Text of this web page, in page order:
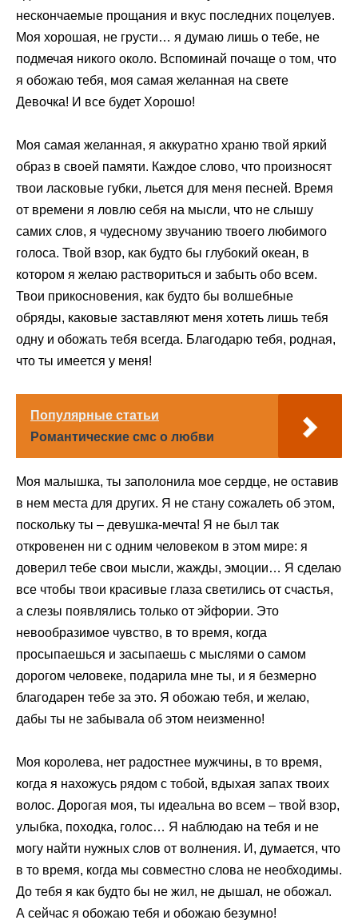
нескончаемые прощания и вкус последних поцелуев.
Моя хорошая, не грусти… я думаю лишь о тебе, не
подмечая никого около. Вспоминай почаще о том, что
я обожаю тебя, моя самая желанная на свете
Девочка! И все будет Хорошо!
Моя самая желанная, я аккуратно храню твой яркий
образ в своей памяти. Каждое слово, что произносят
твои ласковые губки, льется для меня песней. Время
от времени я ловлю себя на мысли, что не слышу
самих слов, я чудесному звучанию твоего любимого
голоса. Твой взор, как будто бы глубокий океан, в
котором я желаю раствориться и забыть обо всем.
Твои прикосновения, как будто бы волшебные
обряды, каковые заставляют меня хотеть лишь тебя
одну и обожать тебя всегда. Благодарю тебя, родная,
что ты имеется у меня!
Популярные статьи
Романтические смс о любви
Моя малышка, ты заполонила мое сердце, не оставив
в нем места для других. Я не стану сожалеть об этом,
поскольку ты – девушка-мечта! Я не был так
откровенен ни с одним человеком в этом мире: я
доверил тебе свои мысли, жажды, эмоции… Я сделаю
все чтобы твои красивые глаза светились от счастья,
а слезы появлялись только от эйфории. Это
невообразимое чувство, в то время, когда
просыпаешься и засыпаешь с мыслями о самом
дорогом человеке, подарила мне ты, и я безмерно
благодарен тебе за это. Я обожаю тебя, и желаю,
дабы ты не забывала об этом неизменно!
Моя королева, нет радостнее мужчины, в то время,
когда я нахожусь рядом с тобой, вдыхая запах твоих
волос. Дорогая моя, ты идеальна во всем – твой взор,
улыбка, походка, голос… Я наблюдаю на тебя и не
могу найти нужных слов от волнения. И, думается, что
в то время, когда мы совместно слова не необходимы.
До тебя я как будто бы не жил, не дышал, не обожал.
А сейчас я обожаю тебя и обожаю безумно!